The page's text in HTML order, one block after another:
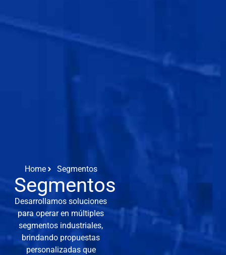
Home Segmentos
Segmentos
Desarrollamos soluciones
para operar en múltiples
segmentos industriales,
brindando propuestas
personalizadas que